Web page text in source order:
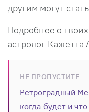
другим могут
Подробнее о
астролог Кажетта
НЕ ПРОПУСТИТЕ
Ретроградный
когда будет и